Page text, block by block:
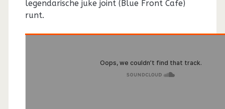
legendarische juke joint (Blue Front Cafe)
runt.